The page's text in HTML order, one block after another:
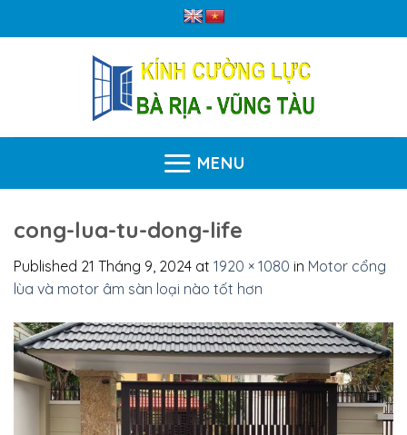
to
MENU
cong-lua-tu-dong-life
Published 21 Tháng 9, 2024 at 1920 × 1080 in Motor cổng
lùa và motor âm sàn loại nào tốt hơn